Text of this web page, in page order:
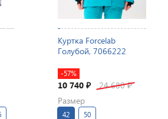
Куртка Forcelab
Голубой, 7066222
-57%
10 740 ₽ 24 680₽
Размер
42 50